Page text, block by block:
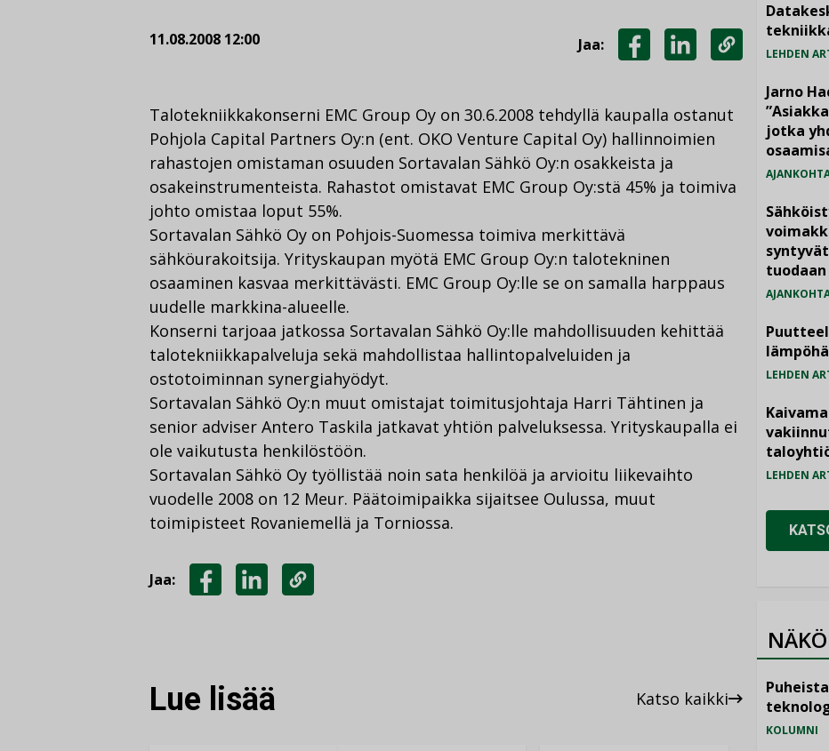
11.08.2008 12:00 Jaa:
LINKEDINISSÄ
LINKKI
Talotekniikkakonserni EMC Group Oy on 30.6.2008 tehdyllä kaupalla ostanut
Pohjola Capital Partners Oy:n (ent. OKO Venture Capital Oy) hallinnoimien
rahastojen omistaman osuuden Sortavalan Sähkö Oy:n osakkeista ja
osakeinstrumenteista. Rahastot omistavat EMC Group Oy:stä 45% ja toimiva
johto omistaa loput 55%.
Sortavalan Sähkö Oy on Pohjois-Suomessa toimiva merkittävä
sähköurakoitsija. Yrityskaupan myötä EMC Group Oy:n talotekninen
osaaminen kasvaa merkittävästi. EMC Group Oy:lle se on samalla harppaus
uudelle markkina-alueelle.
Konserni tarjoaa jatkossa Sortavalan Sähkö Oy:lle mahdollisuuden kehittää
talotekniikkapalveluja sekä mahdollistaa hallintopalveluiden ja
ostotoiminnan synergiahyödyt.
Sortavalan Sähkö Oy:n muut omistajat toimitusjohtaja Harri Tähtinen ja
senior adviser Antero Taskila jatkavat yhtiön palveluksessa. Yrityskaupalla ei
ole vaikutusta henkilöstöön.
Sortavalan Sähkö Oy työllistää noin sata henkilöä ja arvioitu liikevaihto
vuodelle 2008 on 12 Meur. Päätoimipaikka sijaitsee Oulussa, muut
toimipisteet Rovaniemellä ja Torniossa.
Jaa:
Lue lisää Katso kaikki
LEHDEN
Jarno
jotka
LEHDEN
LEHDEN
KOLUMNI